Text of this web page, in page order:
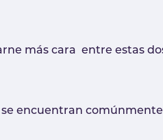
más cara entre estas
encuentran